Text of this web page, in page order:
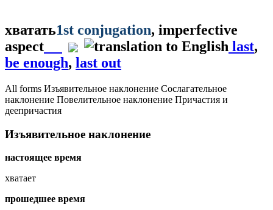
хватать1st conjugation, imperfective
aspect
last,
be enough, last out
All forms Изъявительное наклонение Сослагательное
наклонение Повелительное наклонение Причастия и
деепричастия
Изъявительное наклонение
настоящее время
хватает
прошедшее время